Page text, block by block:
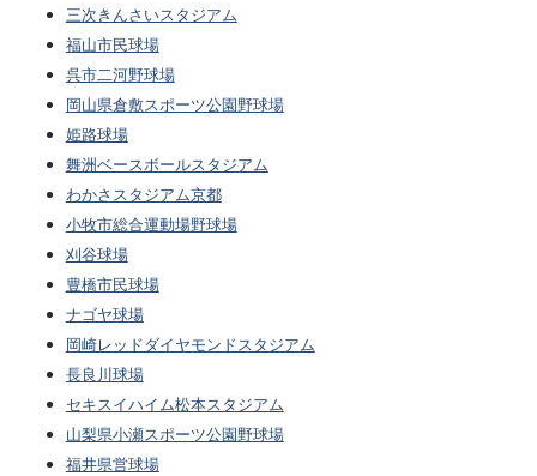
三次きんさいスタジアム
福山市民球場
呉市二河野球場
岡山県倉敷スポーツ公園野球場
姫路球場
舞洲ベースボールスタジアム
わかさスタジアム京都
小牧市総合運動場野球場
刈谷球場
豊橋市民球場
ナゴヤ球場
岡崎レッドダイヤモンドスタジアム
長良川球場
セキスイハイム松本スタジアム
山梨県小瀬スポーツ公園野球場
福井県営球場